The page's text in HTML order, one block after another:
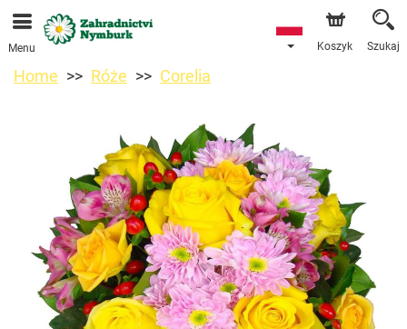
Przyjmujemy zamówienia za pośrednictwem naszego
sklepu internetowego. Najbliższy możliwy termin dostawy
to 11.08.2026 z powodu urlopu.
Menu Koszyk Szukaj
Home Róże Corelia